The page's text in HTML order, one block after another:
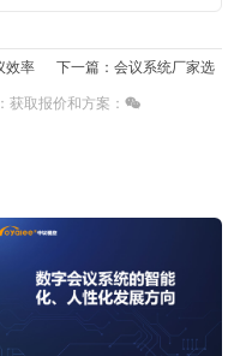
效率 下一篇：会议系统厂家选
取报价和方案：